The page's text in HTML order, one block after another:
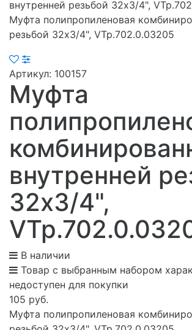
Муфта полипропиленовая
резьбой 32х3/4", VTp.702.0.03205
Артикул: 100157
Муфта
внутренней
32х3/4",
В наличии
Товар с выбранным набором
недоступен для покупки
105 руб.
Муфта полипропиленовая